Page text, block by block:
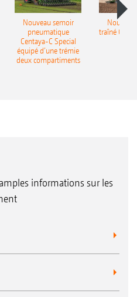
implantation sur
Nouveau semoir
pneumatique
Centaya-C Special
équipé d’une trémie
deux compartiments
traîné
informations sur les